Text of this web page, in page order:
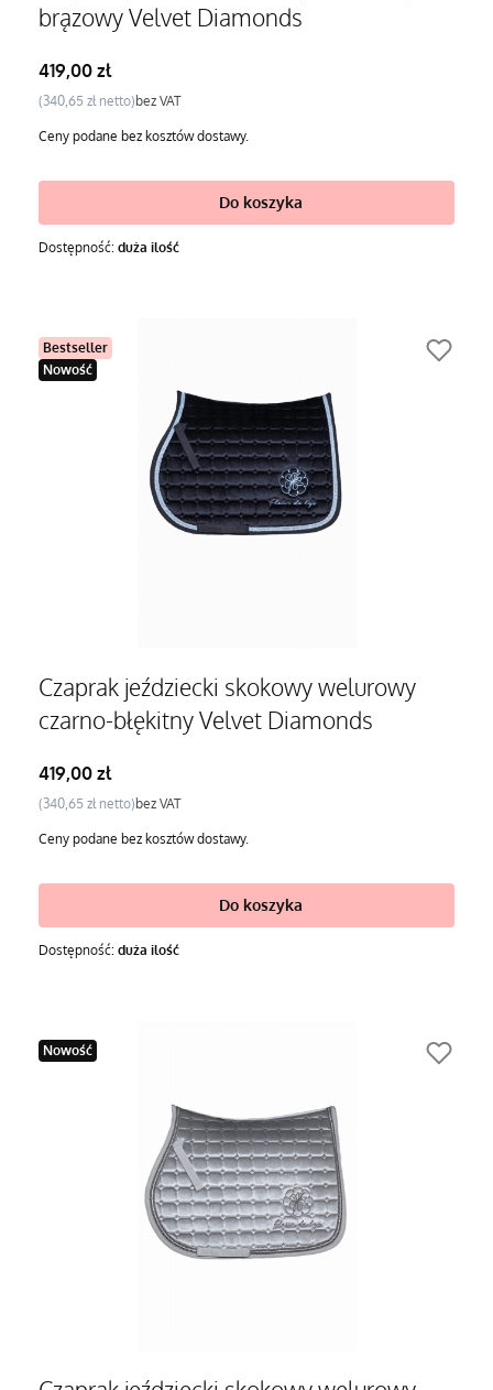
brązowy Velvet Diamonds
Cena
419,00 zł
Cena
340,65 zł bez VAT
Ceny podane bez kosztów dostawy.
Do koszyka
Dostępność: duża ilość
Bestseller
Nowość
Czaprak jeździecki skokowy welurowy
czarno-błękitny Velvet Diamonds
Cena
419,00 zł
Cena
340,65 zł bez VAT
Ceny podane bez kosztów dostawy.
Do koszyka
Dostępność: duża ilość
Nowość